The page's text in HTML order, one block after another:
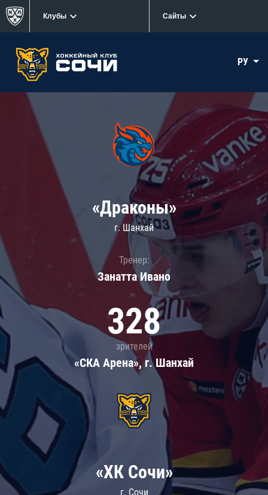
Клубы Сайты
РУ
«Драконы»
г. Шанхай
Тренер:
Занатта Иванo
328
зрителей
«СКА Арена», г. Шанхай
«ХК Сочи»
г. Сочи